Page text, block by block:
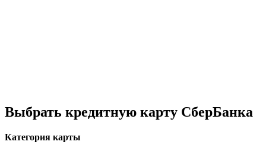
Выбрать кредитную карту СберБанка
Категория карты